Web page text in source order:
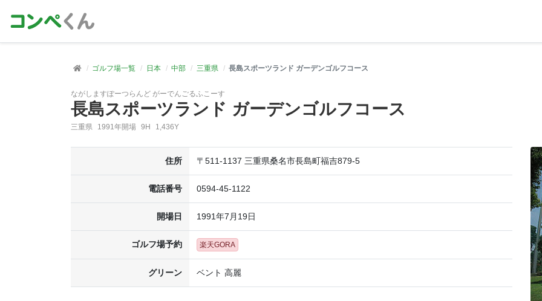
ゴルフ場一覧 日本 中部 三重県 長島スポーツランド ガーデンゴルフコース
ながしますぽーつらんど がーでんごるふこーす
長島スポーツランド ガーデンゴルフコース
三重県 1991年開場 9H 1,436Y
住所 〒511-1137 三重県桑名市長島町福吉879-5
電話番号 0594-45-1122
開場日 1991年7月19日
ゴルフ場予約 楽天GORA
グリーン ベント 高麗